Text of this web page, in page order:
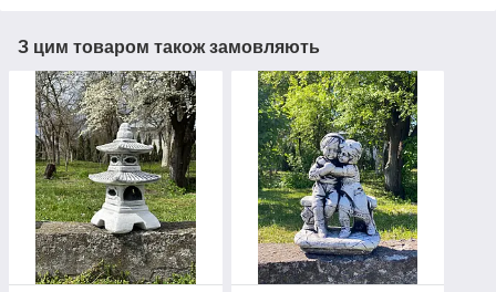
З цим товаром також замовляють